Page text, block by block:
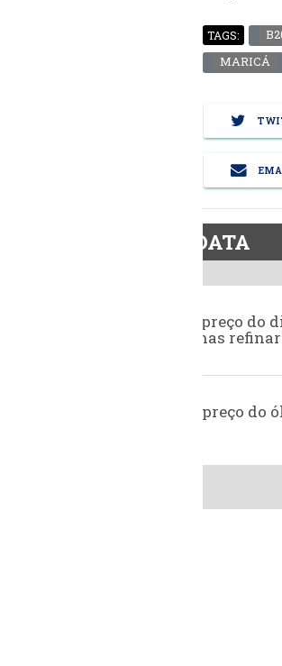
TAGS:
MARICÁ
BiodieselDATA
Evolução do preço do
da gasolina nas
Histórico do preço do